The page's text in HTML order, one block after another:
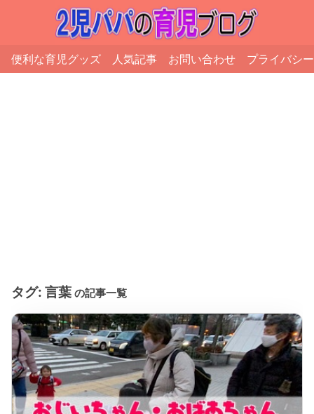
便利な育児グッズ 人気記事 お問い合わせ プライバシ
タグ: 言葉 の記事一覧